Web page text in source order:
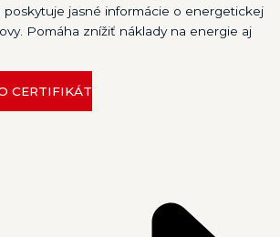
jasné informácie o energetickej
Pomáha znížiť náklady na energie aj
CERTIFIKÁT